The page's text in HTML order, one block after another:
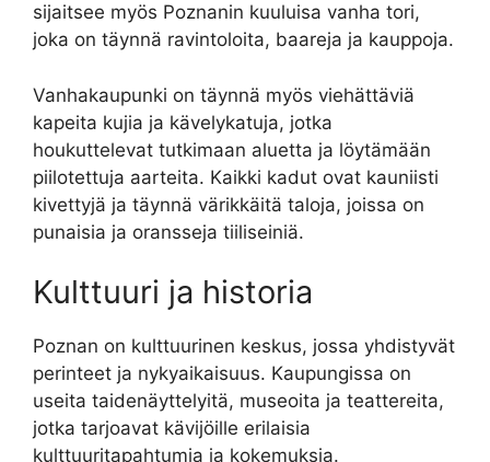
sijaitsee myös Poznanin kuuluisa vanha tori,
joka on täynnä ravintoloita, baareja ja kauppoja.
Vanhakaupunki on täynnä myös viehättäviä
kapeita kujia ja kävelykatuja, jotka
houkuttelevat tutkimaan aluetta ja löytämään
piilotettuja aarteita. Kaikki kadut ovat kauniisti
kivettyjä ja täynnä värikkäitä taloja, joissa on
punaisia ​​ja oransseja tiiliseiniä.
Kulttuuri ja historia
Poznan on kulttuurinen keskus, jossa yhdistyvät
perinteet ja nykyaikaisuus. Kaupungissa on
useita taidenäyttelyitä, museoita ja teattereita,
jotka tarjoavat kävijöille erilaisia ​​
kulttuuritapahtumia ja kokemuksia.